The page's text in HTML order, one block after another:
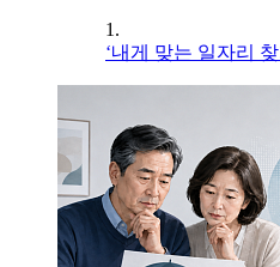
1.
‘내게 맞는 일자리